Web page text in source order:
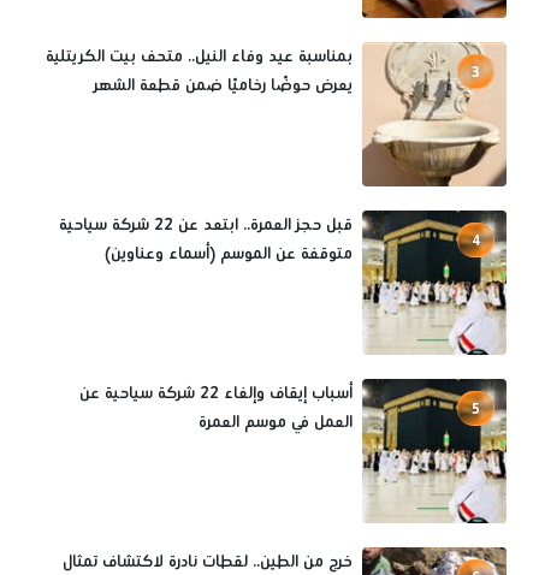
3
بمناسبة عيد وفاء النيل.. متحف بيت الكريتلية
يعرض حوضًا رخاميًا ضمن قطعة الشهر
4
قبل حجز العمرة.. ابتعد عن 22 شركة سياحية
متوقفة عن الموسم (أسماء وعناوين)
5
أسباب إيقاف وإلغاء 22 شركة سياحية عن
العمل في موسم العمرة
خرج من الطين.. لقطات نادرة لاكتشاف تمثال